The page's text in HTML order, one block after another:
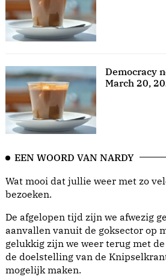
Democracy
March 20,
EEN WOORD VAN NARDY
Wat mooi dat jullie weer met zo
bezoeken.
De afgelopen tijd zijn we afwezig
aanvallen vanuit de goksector op
gelukkig zijn we weer terug met
de doelstelling van de
mogelijk maken.